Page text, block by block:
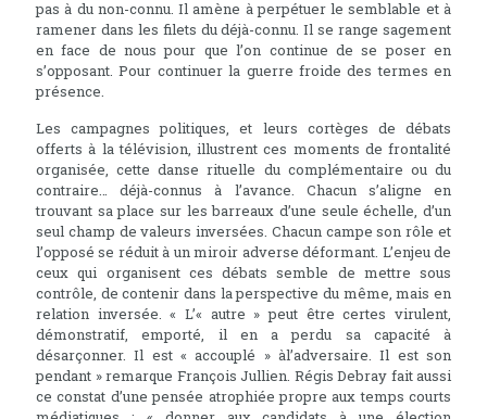
pas à du non-connu. Il amène à perpétuer le semblable et à
ramener dans les filets du déjà-connu. Il se range sagement
en face de nous pour que l’on continue de se poser en
s’opposant. Pour continuer la guerre froide des termes en
présence.
Les campagnes politiques, et leurs cortèges de débats
offerts à la télévision, illustrent ces moments de frontalité
organisée, cette danse rituelle du complémentaire ou du
contraire… déjà-connus à l’avance. Chacun s’aligne en
trouvant sa place sur les barreaux d’une seule échelle, d’un
seul champ de valeurs inversées. Chacun campe son rôle et
l’opposé se réduit à un miroir adverse déformant. L’enjeu de
ceux qui organisent ces débats semble de mettre sous
contrôle, de contenir dans la perspective du même, mais en
relation inversée. « L’« autre » peut être certes virulent,
démonstratif, emporté, il en a perdu sa capacité à
désarçonner. Il est « accouplé » àl’adversaire. Il est son
pendant » remarque François Jullien. Régis Debray fait aussi
ce constat d’une pensée atrophiée propre aux temps courts